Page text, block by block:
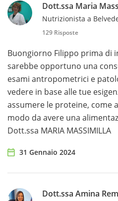
Dott.ssa Maria
Nutrizionista a
129 Risposte
Buongiorno Filippo prima di
sarebbe opportuno una
esami antropometrici e
vedere in base alle tue
assumere le proteine, come
modo da avere una
Dott.ssa MARIA MASSIMILLA
31 Gennaio 2024
Dott.ssa Amina